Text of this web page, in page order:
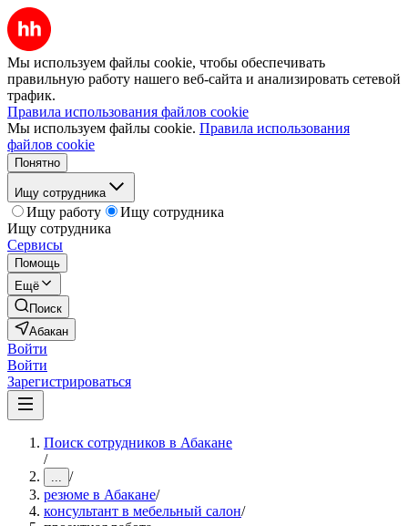
Мы используем файлы cookie, чтобы обеспечивать
правильную работу нашего веб-сайта и анализировать сетевой
трафик.
Правила использования файлов cookie
Мы используем файлы cookie. Правила использования
файлов cookie
Понятно
Ищу сотрудника
Ищу работу
Ищу сотрудника
Ищу сотрудника
Сервисы
Помощь
Ещё
Поиск
Абакан
Войти
Войти
Зарегистрироваться
Поиск сотрудников в Абакане
/
... /
резюме в Абакане/
консультант в мебельный салон/